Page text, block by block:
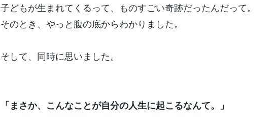
子どもが生まれてくるって、ものすごい奇跡だったんだって。
そのとき、やっと腹の底からわかりました。
そして、同時に思いました。
「まさか、こんなことが自分の人生に起こるなんて。」